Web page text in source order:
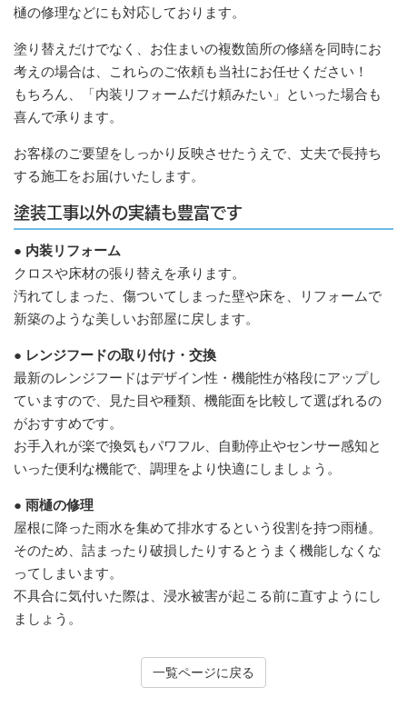
樋の修理などにも対応しております。
塗り替えだけでなく、お住まいの複数箇所の修繕を同時にお
考えの場合は、これらのご依頼も当社にお任せください！
もちろん、「内装リフォームだけ頼みたい」といった場合も
喜んで承ります。
お客様のご要望をしっかり反映させたうえで、丈夫で長持ち
する施工をお届けいたします。
塗装工事以外の実績も豊富です
● 内装リフォーム
クロスや床材の張り替えを承ります。
汚れてしまった、傷ついてしまった壁や床を、リフォームで
新築のような美しいお部屋に戻します。
● レンジフードの取り付け・交換
最新のレンジフードはデザイン性・機能性が格段にアップし
ていますので、見た目や種類、機能面を比較して選ばれるの
がおすすめです。
お手入れが楽で換気もパワフル、自動停止やセンサー感知と
いった便利な機能で、調理をより快適にしましょう。
● 雨樋の修理
屋根に降った雨水を集めて排水するという役割を持つ雨樋。
そのため、詰まったり破損したりするとうまく機能しなくな
ってしまいます。
不具合に気付いた際は、浸水被害が起こる前に直すようにし
ましょう。
一覧ページに戻る